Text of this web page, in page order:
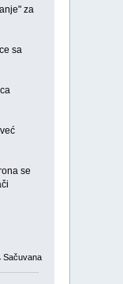
za
sa
se
Sačuvana